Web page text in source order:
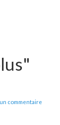
commentaire